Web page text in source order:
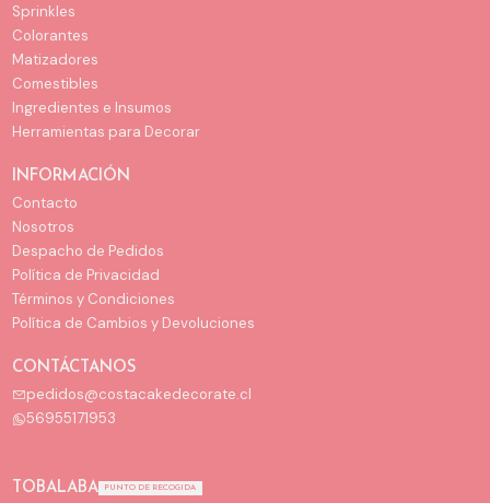
Sprinkles
Colorantes
Matizadores
Comestibles
Ingredientes e Insumos
Herramientas para Decorar
INFORMACIÓN
Contacto
Nosotros
Despacho de Pedidos
Política de Privacidad
Términos y Condiciones
Política de Cambios y Devoluciones
CONTÁCTANOS
pedidos@costacakedecorate.cl
56955171953
TOBALABA PUNTO DE RECOGIDA